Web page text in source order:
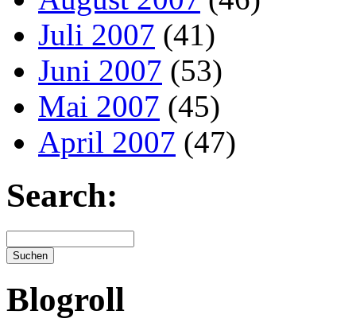
Juli 2007 (41)
Juni 2007 (53)
Mai 2007 (45)
April 2007 (47)
Search:
Blogroll